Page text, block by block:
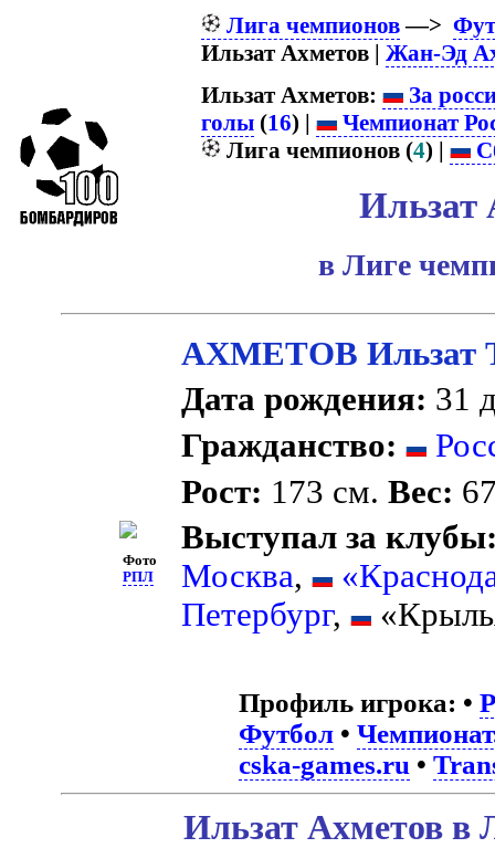
Лига чемпионов—>
Ильзат Ахметов | Жан-Эд
Ильзат Ахметов:
За
голы (16) |
Чемпионат
Лига чемпионов (4) |
Ильзат
в Лиге
Фото
РПЛ
АХМЕТОВ Ильзат
Дата рождения: 31
Гражданство:
Рост: 173 см.Вес:
Выступал за
Москва,
Петербург,
Профиль игрока: •
Футбол•
cska-games.ru •
Ильзат Ахметов в